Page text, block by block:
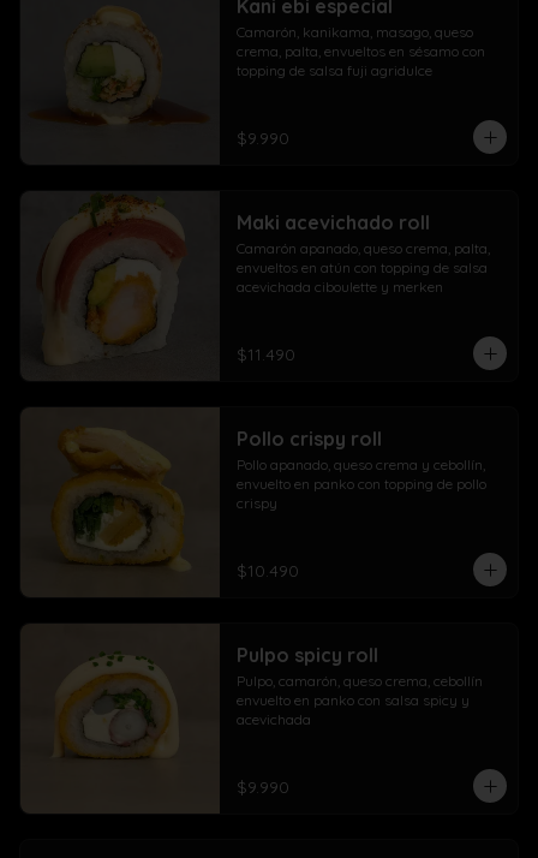
Kani ebi especial
Camarón, kanikama, masago, queso
crema, palta, envueltos en sésamo con
topping de salsa fuji agridulce
$9.990
Maki acevichado roll
Camarón apanado, queso crema, palta,
envueltos en atún con topping de salsa
acevichada ciboulette y merken
$11.490
Pollo crispy roll
Pollo apanado, queso crema y cebollín,
envuelto en panko con topping de pollo
crispy
$10.490
Pulpo spicy roll
Pulpo, camarón, queso crema, cebollín
envuelto en panko con salsa spicy y
acevichada
$9.990